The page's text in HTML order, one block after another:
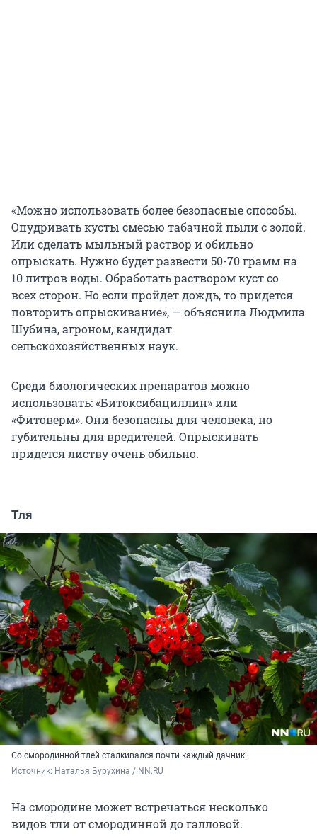
«Можно использовать более безопасные способы.
Опудривать кусты смесью табачной пыли с золой.
Или сделать мыльный раствор и обильно
опрыскать. Нужно будет развести 50-70 грамм на
10 литров воды. Обработать раствором куст со
всех сторон. Но если пройдет дождь, то придется
повторить опрыскивание», — объяснила Людмила
Шубина, агроном, кандидат
сельскохозяйственных наук.
Среди биологических препаратов можно
использовать: «Битоксибациллин» или
«Фитоверм». Они безопасны для человека, но
губительны для вредителей. Опрыскивать
придется листву очень обильно.
Тля
Со смородинной тлей сталкивался почти каждый дачник
Источник: Наталья Бурухина / NN.RU
На смородине может встречаться несколько
видов тли от смородинной до галловой.